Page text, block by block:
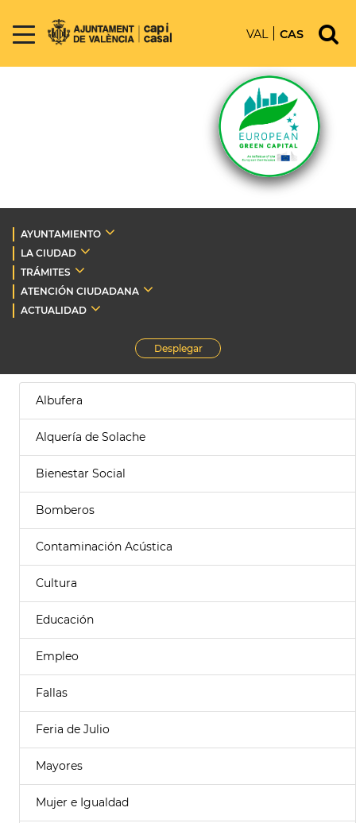
VAL CAS
AYUNTAMIENTO
LA CIUDAD
TRÁMITES
ATENCIÓN CIUDADANA
ACTUALIDAD
Desplegar
Albufera
Alquería de Solache
Bienestar Social
Bomberos
Contaminación Acústica
Cultura
Educación
Empleo
Fallas
Feria de Julio
Mayores
Mujer e Igualdad